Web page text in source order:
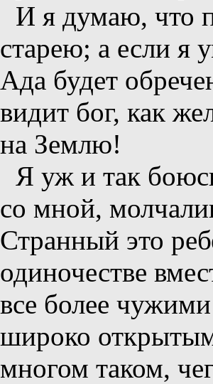
И я думаю, что
старею; а если я
Ада будет
видит бог, как
на Землю!
Я уж и так
со мной,
Странный это
одиночестве
все более
широко
многом таком,